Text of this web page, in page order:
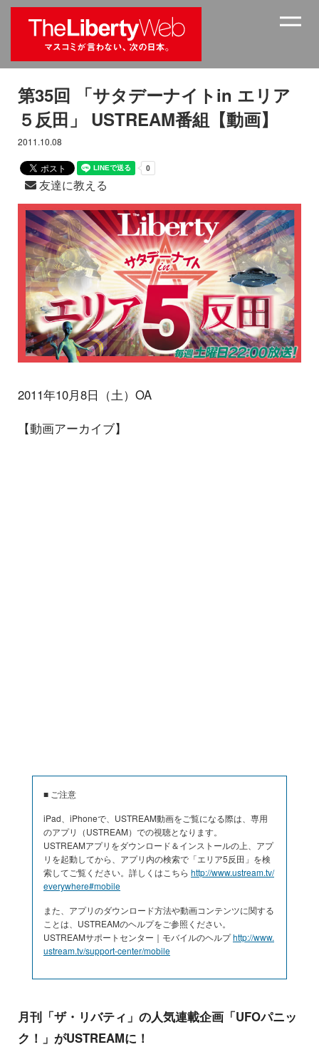
第35回 「サタデーナイトin エリア
５反田」 USTREAM番組【動画】
2011.10.08
友達に教える
2011年10月8日（土）OA
【動画アーカイブ】
■ ご注意
iPad、iPhoneで、USTREAM動画をご覧になる際は、専用
のアプリ（USTREAM）での視聴となります。
USTREAMアプリをダウンロード＆インストールの上、アプ
リを起動してから、アプリ内の検索で「エリア5反田」を検
索してご覧ください。詳しくはこちら http://www.ustream.tv/
everywhere#mobile
また、アプリのダウンロード方法や動画コンテンツに関する
ことは、USTREAMのヘルプをご参照ください。
USTREAMサポートセンター｜モバイルのヘルプhttp://www.
ustream.tv/support-center/mobile
月刊「ザ・リバティ」の人気連載企画「UFOパニッ
ク！」がUSTREAMに！